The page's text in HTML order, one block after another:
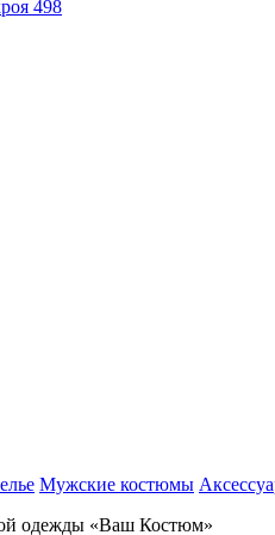
498
Мужские костюмы
одежды «Ваш Костюм»